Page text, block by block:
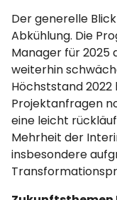
Der generelle
Abkühlung. Die
Manager für 2025
weiterhin
Höchststand 2022
Projektanfragen
eine leicht
Mehrheit der
insbesondere